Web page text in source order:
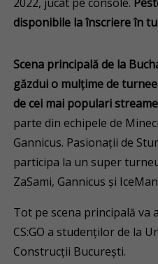
disponibile la înscriere în
Scena principală de la
găzdui o mulțime de
de cei mai populari
parte din echipele de
Gannicus. Pasionații de
participa la un super
ZaSami, Gannicus și
Tot pe scena principală va
CS:GO a studenților de la
Construcții București.